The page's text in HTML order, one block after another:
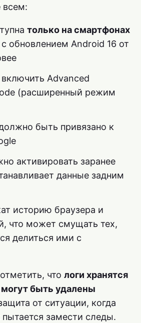
всем:
только на смартфонах
с обновлением Android 16 от
Advanced
(расширенный режим
быть привязано к
активировать заранее
данные задним
историю браузера и
что может смущать тех,
делиться ими с
что логи хранятся
быть удалены
от ситуации, когда
замести следы.